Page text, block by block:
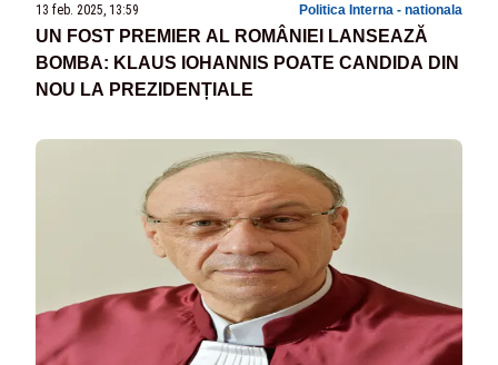
13 feb. 2025, 13:59 Politica Interna - nationala
UN FOST PREMIER AL ROMÂNIEI LANSEAZĂ
BOMBA: KLAUS IOHANNIS POATE CANDIDA DIN
NOU LA PREZIDENȚIALE